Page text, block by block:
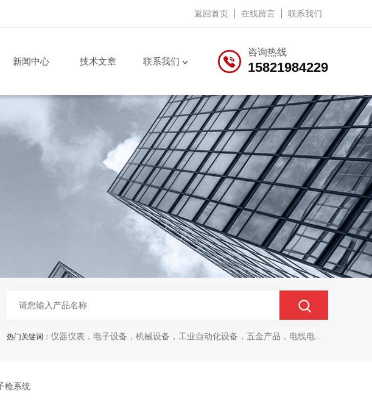
返回首页 在线留言 联系我们
咨询热线
15821984229
新闻中心 技术文章 联系我们
热门关键词： 仪器仪表，电子设备，机械设备，工业自动化设备，五金产品，电线电缆，金属材料，电子
枪系统